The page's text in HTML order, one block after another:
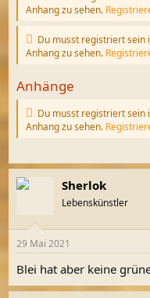
Anhang zu sehen.
Du musst registriert sein
Anhang zu sehen.
Anhänge
Du musst registriert sein
Anhang zu sehen.
Sherlok
Lebenskünstler
29 Mai 2021
Blei hat aber keine